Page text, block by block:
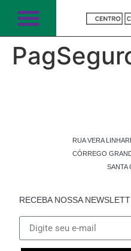
RUA VERA
CÓRREGO
SANTA
RECEBA NOSSA